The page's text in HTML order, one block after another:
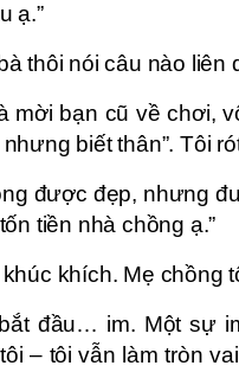
ạ.”
thôi nói câu nào
mời bạn cũ về chơi,
biết thân”. Tôi
được đẹp, nhưng
tiền nhà chồng ạ.”
khích. Mẹ chồng
đầu… im. Một sự
– tôi vẫn làm tròn